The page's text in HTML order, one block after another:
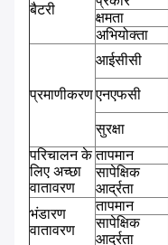
बैटरी
क्षमता
अभियोक्ता
प्रमाणीकरण
आईसीसी
एनएफसी
सुरक्षा
परिचालन के
लिए अच्छा
वातावरण
तापमान
सापेक्षिक
आर्द्रता
भंडारण
वातावरण
तापमान
सापेक्षिक
आर्द्रता